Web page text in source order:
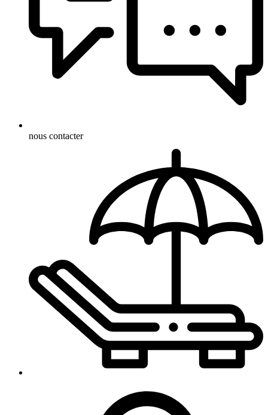
nous contacter